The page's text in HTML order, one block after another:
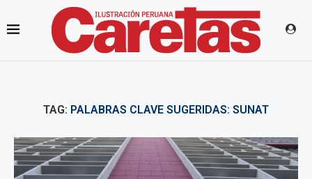
TAG: PALABRAS CLAVE SUGERIDAS: SUNAT